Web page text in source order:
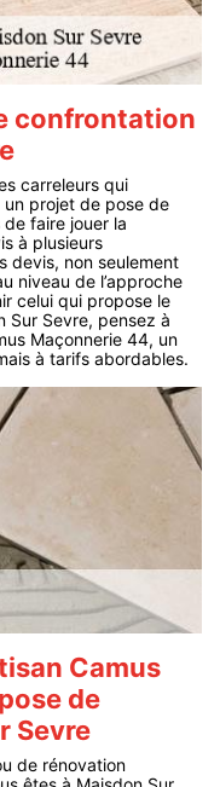
confrontation
carreleurs qui
projet de pose de
faire jouer la
à plusieurs
devis, non seulement
niveau de l’approche
celui qui propose le
Sur Sevre, pensez à
Maçonnerie 44, un
à tarifs abordables.
Camus
de
Sevre
de rénovation